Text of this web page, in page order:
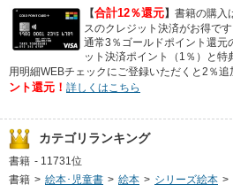
【合計12％還元】 書籍の購入
スのクレジット決済がお得です
通常3％ゴールドポイント還元
ット決済ポイント（1％）と特
用明細WEBチェックにご登録いただくと2％追
ント還元！ 詳しくはこちら
カテゴリランキング
書籍 - 11731位
書籍 > 絵本･児童書 > 絵本 > シリーズ絵本 >